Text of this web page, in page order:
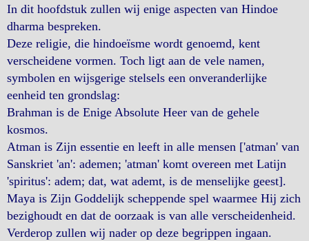
In dit hoofdstuk zullen wij enige aspecten van Hindoe
dharma bespreken.
Deze religie, die hindoeïsme wordt genoemd, kent
verscheidene vormen. Toch ligt aan de vele namen,
symbolen en wijsgerige stelsels een onveranderlijke
eenheid ten grondslag:
Brahman is de Enige Absolute Heer van de gehele
kosmos.
Atman is Zijn essentie en leeft in alle mensen ['atman' van
Sanskriet 'an': ademen; 'atman' komt overeen met Latijn
'spiritus': adem; dat, wat ademt, is de menselijke geest].
Maya is Zijn Goddelijk scheppende spel waarmee Hij zich
bezighoudt en dat de oorzaak is van alle verscheidenheid.
Verderop zullen wij nader op deze begrippen ingaan.